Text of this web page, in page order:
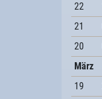
22
21
20
März
19